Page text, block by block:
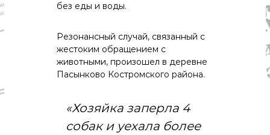
т
р
о
м
о
о
без еды и воды.
Резонансный случай, связанный с
жестоким обращением с
животными, произошел в деревне
Пасынково Костромского района.
«Хозяйка заперла 4
собак и уехала более